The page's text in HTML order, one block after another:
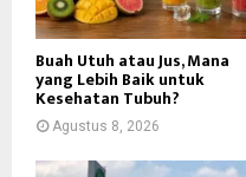
Buah Utuh atau Jus, Mana
yang Lebih Baik untuk
Kesehatan Tubuh?
Agustus 8, 2026